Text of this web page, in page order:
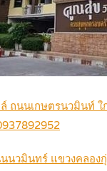
ถนนเกษตรนวมินท์ ใ
นวมินทร์ แขวงคลอง